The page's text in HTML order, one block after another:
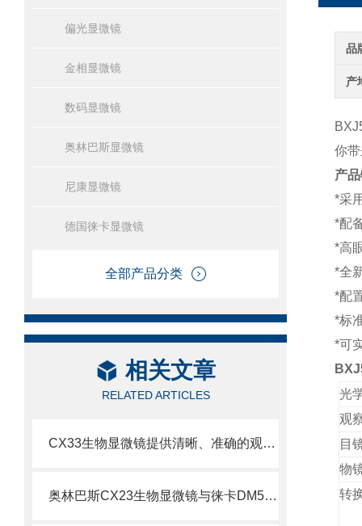
偏光显微镜
金相显微镜
数码显微镜
奥林巴斯显微镜
尼康显微镜
德国徕卡显微镜
全部产品分类
相关文章
RELATED ARTICLES
CX33生物显微镜提供清晰、准确的观察和分析样本的能力
奥林巴斯CX23生物显微镜与徕卡DM500生物显微镜比较
品
产
你
产
*采
*配
*高
*全
*配
*标
*可
光
观
目
物
转